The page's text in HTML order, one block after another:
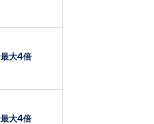
最大4倍
最大4倍